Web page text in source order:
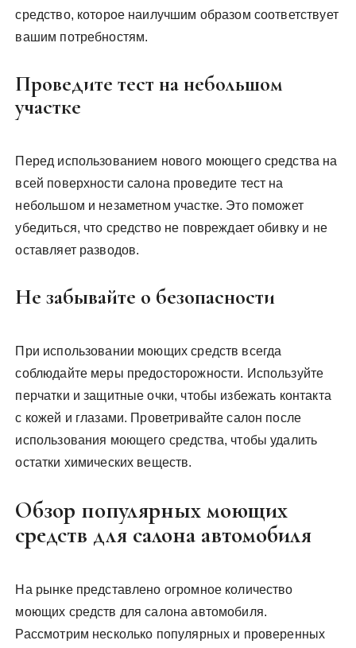
средство, которое наилучшим образом соответствует
вашим потребностям.
Проведите тест на небольшом
участке
Перед использованием нового моющего средства на
всей поверхности салона проведите тест на
небольшом и незаметном участке. Это поможет
убедиться, что средство не повреждает обивку и не
оставляет разводов.
Не забывайте о безопасности
При использовании моющих средств всегда
соблюдайте меры предосторожности. Используйте
перчатки и защитные очки, чтобы избежать контакта
с кожей и глазами. Проветривайте салон после
использования моющего средства, чтобы удалить
остатки химических веществ.
Обзор популярных моющих
средств для салона автомобиля
На рынке представлено огромное количество
моющих средств для салона автомобиля.
Рассмотрим несколько популярных и проверенных